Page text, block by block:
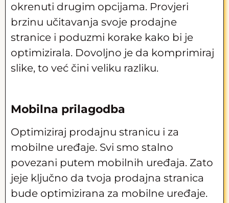
okrenuti drugim opcijama. Provjeri
brzinu učitavanja svoje prodajne
stranice i poduzmi korake kako bi je
optimizirala. Dovoljno je da komprimiraj
slike, to već čini veliku razliku.
Mobilna prilagodba
Optimiziraj prodajnu stranicu i za
mobilne uređaje. Svi smo stalno
povezani putem mobilnih uređaja. Zato
jeje ključno da tvoja prodajna stranica
bude optimizirana za mobilne uređaje.